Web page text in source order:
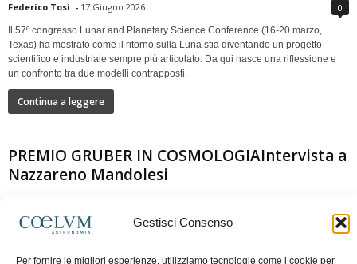
Gestisci Consenso
Per fornire le migliori esperienze, utilizziamo tecnologie come i cookie per
Federico Tosi - 17 Giugno 2026 0
Il 57º congresso Lunar and Planetary Science Conference (16-20 marzo,
Texas) ha mostrato come il ritorno sulla Luna stia diventando un progetto
scientifico e industriale sempre più articolato. Da qui nasce una riflessione e
un confronto tra due modelli contrapposti.
Continua a leggere
PREMIO GRUBER IN COSMOLOGIAIntervista a
Nazzareno Mandolesi